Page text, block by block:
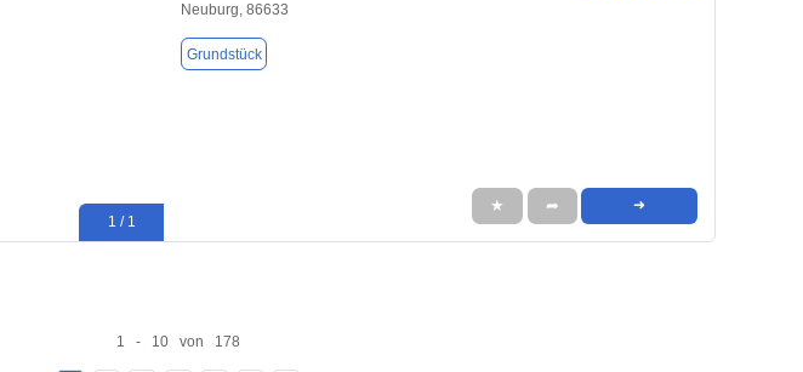
1 / 1
Neuburg, 86633
Grundstück
★ ➦ ➜
1 - 10 von 178